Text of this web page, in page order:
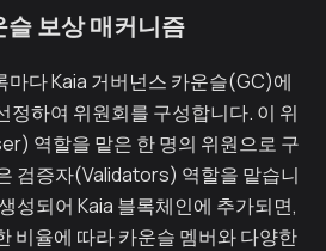
슬 보상 매커니즘
마다 Kaia 거버넌스 카운슬(GC)에
정하여 위원회를 구성합니다. 이 위
역할을 맡은 한 명의 위원으로 구
검증자(Validators) 역할을 맡습니
성되어 Kaia 블록체인에 추가되면,
비율에 따라 카운슬 멤버와 다양한